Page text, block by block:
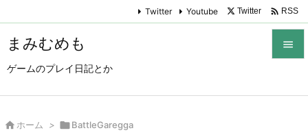
まみむめも
ゲームのプレイ日記とか

Twitter Youtube Twitter  RSS
 ホーム > BattleGaregga